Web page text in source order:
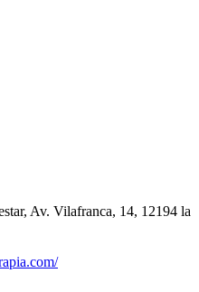
Av. Vilafranca, 14, 12194 la